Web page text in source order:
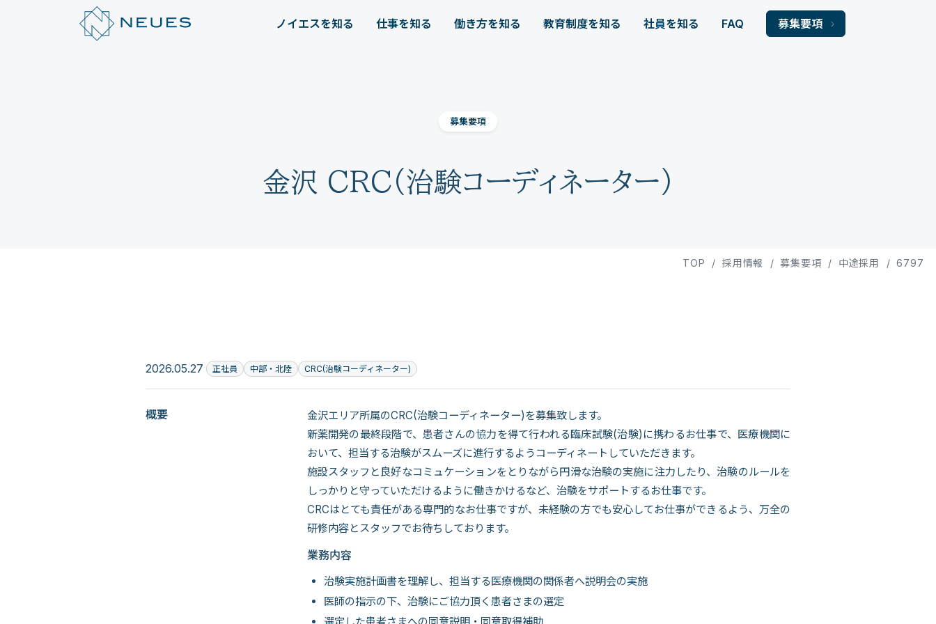
ノイエスを知る 仕事を知る 働き方を知る 教育制度を知る 社員を知る FAQ 募集要項
募集要項
金沢 CRC(治験コーディネーター)
TOP / 採用情報 / 募集要項 / 中途採用 / 6797
2026.05.27 正社員 中部・北陸 CRC(治験コーディネーター)
概要
金沢エリア所属のCRC(治験コーディネーター)を募集致します。
新薬開発の最終段階で、患者さんの協力を得て行われる臨床試験(治験)に携わるお仕事で、医療機関に
おいて、担当する治験がスムーズに進行するようコーディネートしていただきます。
施設スタッフと良好なコミュケーションをとりながら円滑な治験の実施に注力したり、治験のルールを
しっかりと守っていただけるように働きかけるなど、治験をサポートするお仕事です。
CRCはとても責任がある専門的なお仕事ですが、未経験の方でも安心してお仕事ができるよう、万全の
研修内容とスタッフでお待ちしております。
業務内容
治験実施計画書を理解し、担当する医療機関の関係者へ説明会の実施
医師の指示の下、治験にご協力頂く患者さまの選定
選定した患者さまへの同意説明・同意取得補助